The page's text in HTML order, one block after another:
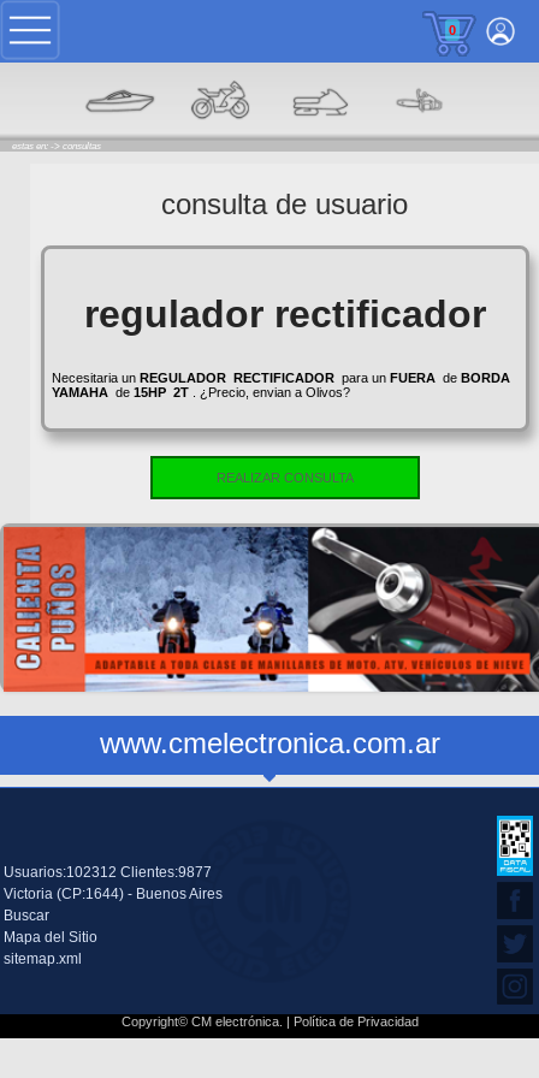
0
estas en: -> consultas
consulta de usuario
regulador rectificador
Necesitaria un REGULADOR RECTIFICADORpara un FUERAde BORDA
YAMAHAde 15HP 2T. ¿Precio, envian a Olivos?
REALIZAR CONSULTA
www.cmelectronica.com.ar
Usuarios:102312 Clientes:9877
Victoria (CP:1644) - Buenos Aires
Buscar
Mapa del Sitio
sitemap.xml
Copyright© CM electrónica. | Política de Privacidad